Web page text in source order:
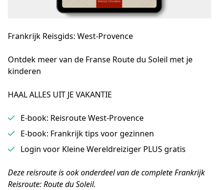
Frankrijk Reisgids: West-Provence
Ontdek meer van de Franse Route du Soleil met je
kinderen
HAAL ALLES UIT JE VAKANTIE
E-book: Reisroute West-Provence
E-book: Frankrijk tips voor gezinnen
Login voor Kleine Wereldreiziger PLUS gratis
Deze reisroute is ook onderdeel van de complete Frankrijk
Reisroute: Route du Soleil.